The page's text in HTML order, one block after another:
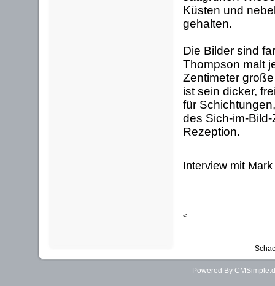
Küsten und
gehalten.
Die Bilder sind
Thompson malt
Zentimeter
ist sein dicker,
für
des Sich-im-
Rezeption.
Interview mit
<
Powered By